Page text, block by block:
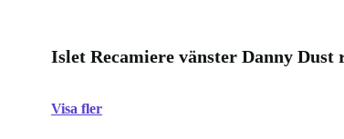
Islet Recamiere vänster Danny Dust
Visa fler